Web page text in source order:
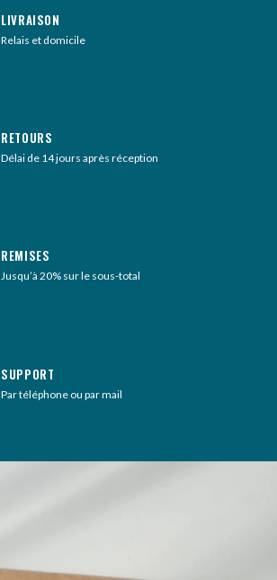
LIVRAISON
Relais et domicile
RETOURS
Délai de 14 jours après réception
REMISES
Jusqu’à 20% sur le sous-total
SUPPORT
Par téléphone ou par mail